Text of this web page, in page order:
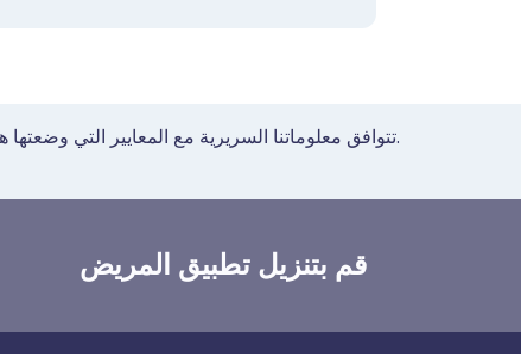
تتوافق معلوماتنا السريرية مع المعايير التي وضعتها هيئة الخدمات الصحية الوطنية في إرشاداتها لإنشاء محتوى صحي.
قم بتنزيل تطبيق المريض